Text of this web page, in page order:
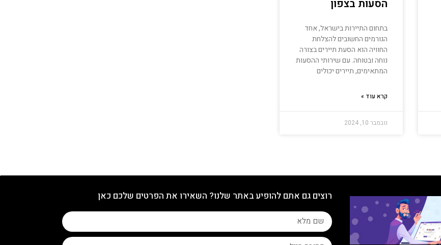
הסעות בצפון
בתחום התיירות בישראל, אחד
הגורמים החשובים להצלחת
החוויה הוא הסעת תיירים בצורה
נוחה ובטוחה. עם שירותי ההסעות
המתאימים, תיירים יכולים
קרא עוד »
נובמבר 10, 2024
רוצים גם אתם להופיע באתר שלנו? השאירו את הפרטים שלכם כאן